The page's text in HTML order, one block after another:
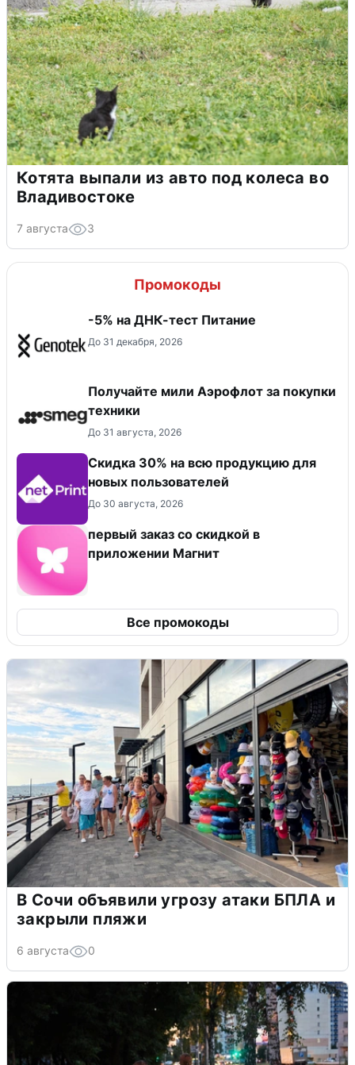
Котята выпали из авто под колеса во
Владивостоке
7 августа 3
Промокоды
-5% на ДНК-тест Питание
До 31 декабря, 2026
Получайте мили Аэрофлот за покупки
техники
До 31 августа, 2026
Скидка 30% на всю продукцию для
новых пользователей
До 30 августа, 2026
первый заказ со скидкой в
приложении Магнит
Все промокоды
В Сочи объявили угрозу атаки БПЛА и
закрыли пляжи
6 августа 0